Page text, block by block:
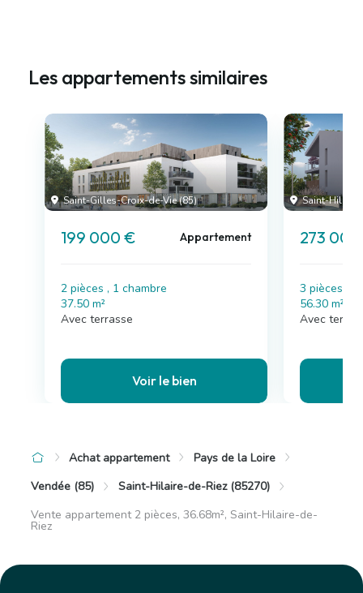
Les appartements similaires
Saint-Gilles-Croix-de-Vie (85)
199 000 € Appartement
2 pièces , 1 chambre
37.50 m²
Avec terrasse
Voir le bien
Saint-Hilaire-
273
3 pièces , 2
56.30 m²
Avec
Achat appartement
Pays de la Loire
Vendée (85)
Saint-Hilaire-de-Riez (85270)
Vente appartement 2 pièces, 36.68m², Saint-Hilaire-de-
Riez